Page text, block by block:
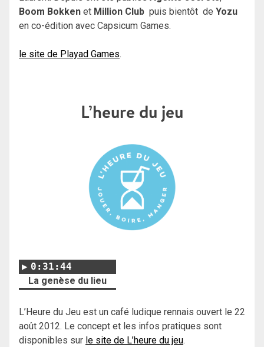
Boom Bokken et Million Club puis bientôt de Yozu
en co-édition avec Capsicum Games.
le site de Playad Games.
L’heure du jeu
0:31:44
La genèse du lieu
L’Heure du Jeu est un café ludique rennais ouvert le 22
août 2012. Le concept et les infos pratiques sont
disponibles sur le site de L’heure du jeu.